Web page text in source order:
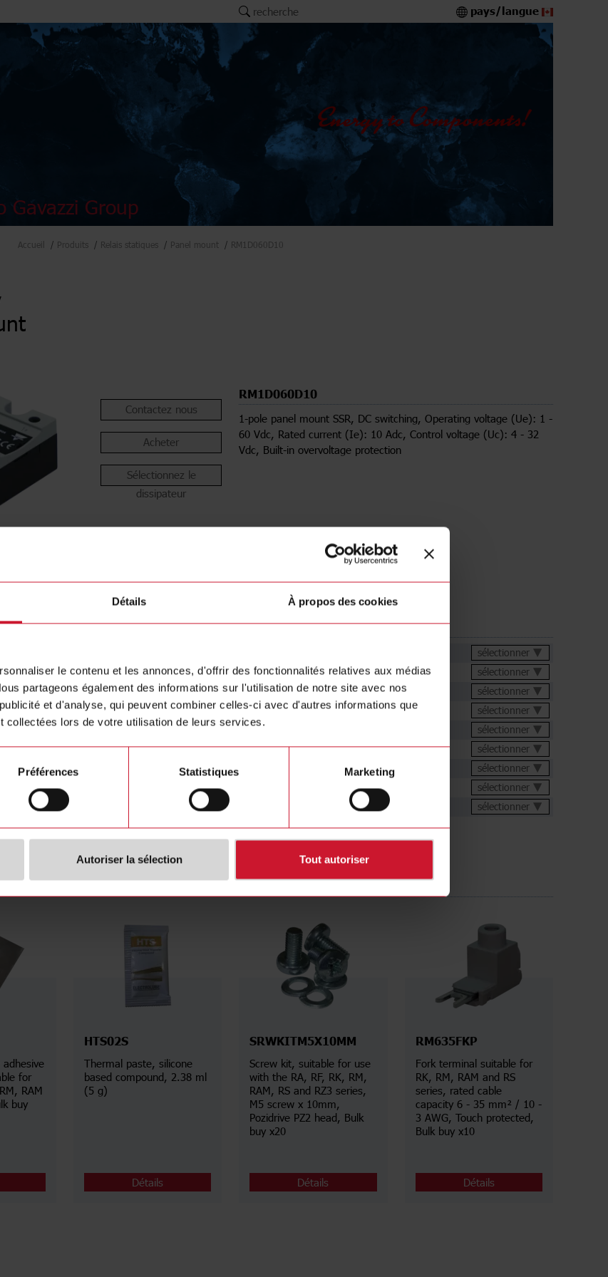
Détails À propos des cookies
le contenu et les annonces, d'offrir des fonctionnalités relatives aux médias
partageons également des informations sur l'utilisation de notre site avec nos
et d'analyse, qui peuvent combiner celles-ci avec d'autres informations que
collectées lors de votre utilisation de leurs services.
Préférences Statistiques Marketing
Autoriser la sélection Tout autoriser
recherche pays/langue
Gavazzi Group
Accueil Produits Relais statiques Panel mount RM1D060D10
Contactez nous
Acheter
Sélectionnez le
dissipateur
RM1D060D10
1-pole panel mount SSR, DC switching, Operating voltage (Ue): 1 -
60 Vdc, Rated current (Ie): 10 Adc, Control voltage (Uc): 4 - 32
Vdc, Built-in overvoltage protection
1
1-10 A-DC
1 V ... 60 V
4 V ... 32 V
Screw with captive clamp
4029408
sélectionner
Manuels sélectionner
Images sélectionner
Dessins sélectionner
Logiciel de configuration sélectionner
Brochures sélectionner
sélectionner
sélectionner
Générateur dynamique 3D sélectionner
for
RAM
buy
HTS02S
Thermal paste, silicone
based compound, 2.38 ml
(5 g)
Détails
SRWKITM5X10MM
Screw kit, suitable for use
with the RA, RF, RK, RM,
RAM, RS and RZ3 series,
M5 screw x 10mm,
Pozidrive PZ2 head, Bulk
buy x20
Détails
RM635FKP
Fork terminal suitable for
RK, RM, RAM and RS
series, rated cable
capacity 6 - 35 mm² / 10 -
3 AWG, Touch protected,
Bulk buy x10
Détails